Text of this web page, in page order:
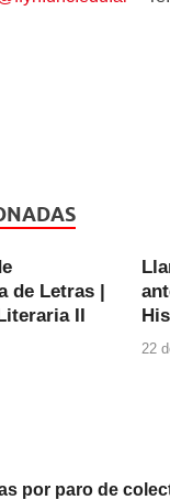
de Letras |
II
22
por paro de